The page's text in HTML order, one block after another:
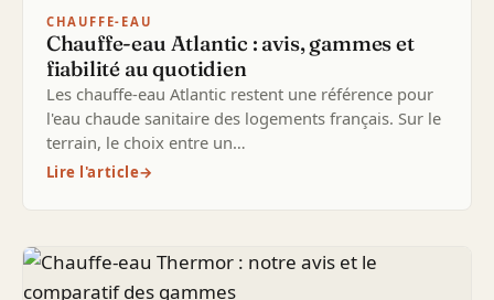
CHAUFFE-EAU
Chauffe-eau Atlantic : avis, gammes et
fiabilité au quotidien
Les chauffe-eau Atlantic restent une référence pour
l'eau chaude sanitaire des logements français. Sur le
terrain, le choix entre un…
Lire l'article→